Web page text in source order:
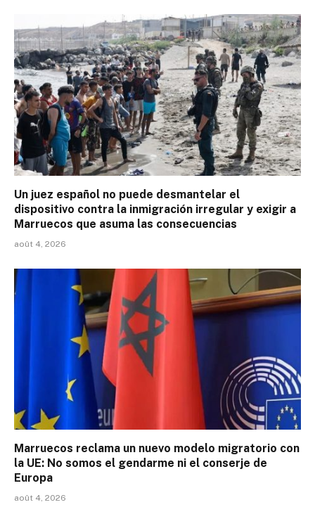
Un juez español no puede desmantelar el
dispositivo contra la inmigración irregular y exigir a
Marruecos que asuma las consecuencias
août 4, 2026
Marruecos reclama un nuevo modelo migratorio con
la UE: No somos el gendarme ni el conserje de
Europa
août 4, 2026